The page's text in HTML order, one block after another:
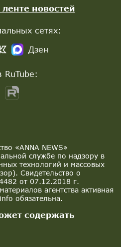
«ANNA NEWS»
службе по надзору в
технологий и массовых
Свидетельство о
от 07.12.2018 г.
агентства активная
обязательна.
содержать
ленте новостей
сетях:
Дзен